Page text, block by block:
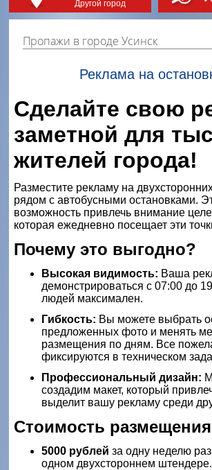
Другой город
Пропажи в городе Усинск
Реклама на
Сделайте свою
заметной для
жителей города!
Разместите рекламу на
рядом с автобусными остановками.
возможность привлечь внимание
которая ежедневно посещает эти
Почему это выгодно?
Высокая видимость: Ваша
демонстрироваться с 07:00 до
людей максимален.
Гибкость: Вы можете выбрать
предложенных фото и менять
размещения по дням. Все
фиксируются в техническом
Профессиональный дизайн:
создадим макет, который
выделит вашу рекламу среди
Стоимость
5000 рублей за одну неделю
одном двухстороннем штендере.